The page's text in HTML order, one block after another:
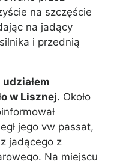
na szczęście
na jadący
i przednią
w Lisznej. Około
jego vw passat,
jadącego z
Na miejscu